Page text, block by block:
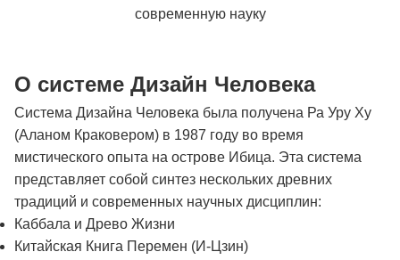
современную науку
О системе Дизайн Человека
Система Дизайна Человека была получена Ра Уру Ху
(Аланом Краковером) в 1987 году во время
мистического опыта на острове Ибица. Эта система
представляет собой синтез нескольких древних
традиций и современных научных дисциплин:
Каббала и Древо Жизни
Китайская Книга Перемен (И-Цзин)